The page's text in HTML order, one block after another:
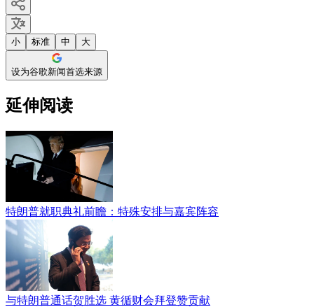
小 标准 中 大
设为谷歌新闻首选来源
延伸阅读
特朗普就职典礼前瞻：特殊安排与嘉宾阵容
与特朗普通话贺胜选 黄循财会拜登赞贡献